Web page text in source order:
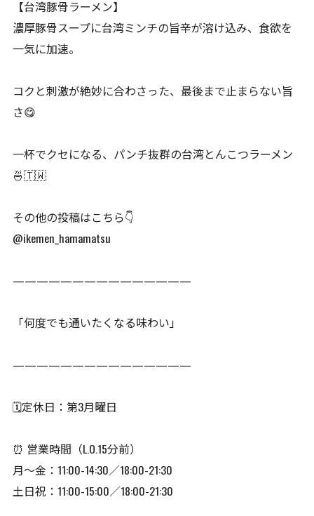
【台湾豚骨ラーメン】
濃厚豚骨スープに台湾ミンチの旨辛が溶け込み、食欲を
一気に加速。
コクと刺激が絶妙に合わさった、最後まで止まらない旨
さ😋
一杯でクセになる、パンチ抜群の台湾とんこつラーメン
🍜🇹🇼
その他の投稿はこちら👇
@ikemen_hamamatsu
———————————————
「何度でも通いたくなる味わい」
———————————————
🗓️定休日：第3月曜日
⏰ 営業時間（L.O.15分前）
月〜金：11:00-14:30／18:00-21:30
土日祝：11:00-15:00／18:00-21:30